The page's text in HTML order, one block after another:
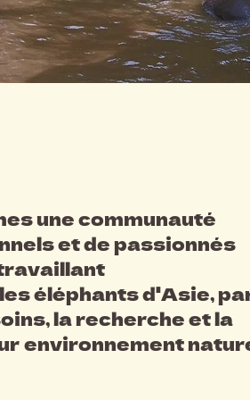
une communauté
et de passionnés
éléphants d'Asie,
la recherche et la
environnement